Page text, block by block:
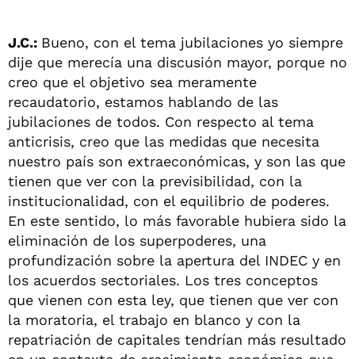
J.C.: Bueno, con el tema jubilaciones yo siempre
dije que merecía una discusión mayor, porque no
creo que el objetivo sea meramente
recaudatorio, estamos hablando de las
jubilaciones de todos. Con respecto al tema
anticrisis, creo que las medidas que necesita
nuestro país son extraeconómicas, y son las que
tienen que ver con la previsibilidad, con la
institucionalidad, con el equilibrio de poderes.
En este sentido, lo más favorable hubiera sido la
eliminación de los superpoderes, una
profundización sobre la apertura del INDEC y en
los acuerdos sectoriales. Los tres conceptos
que vienen con esta ley, que tienen que ver con
la moratoria, el trabajo en blanco y con la
repatriación de capitales tendrían más resultado